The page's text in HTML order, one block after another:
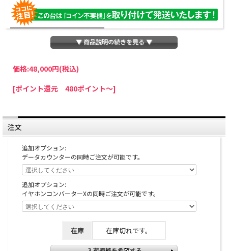
パチスロわっしょいでは、全ての台に「コイン不要機」を無料で取り付けて発送さ
せていただいております。コイン不要機をご利用になられますと、コインが必要な
ていただきましたら、ご注文価格より2000円引きいたします。
※在庫切れの台でも入荷している場合がありますので、電話かメールにてお問い合
わせ下さい。
▼ 商品説明の続きを見る ▼
価格:48,000円(税込)
[ポイント還元 480ポイント～]
注文
追加オプション:
データカウンターの同時ご注文が可能です。
追加オプション:
イヤホンコンバーターXの同時ご注文が可能です。
在庫 在庫切れです。